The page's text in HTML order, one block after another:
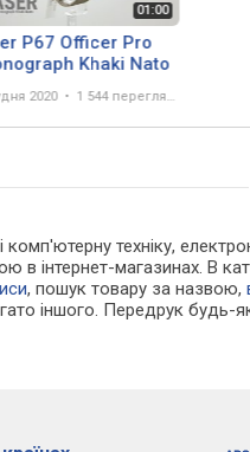
P67 Officer Pro
Khaki Nato
2020 1 544 перегляда
комп'ютерну техніку,
в інтернет-магазинах. В
, пошук товару за назвою,
іншого. Передрук будь-